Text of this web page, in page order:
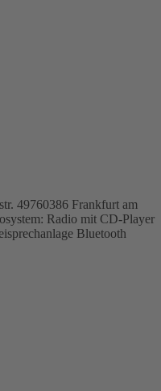
49760386 Frankfurt am
Radio mit CD-Player
Bluetooth